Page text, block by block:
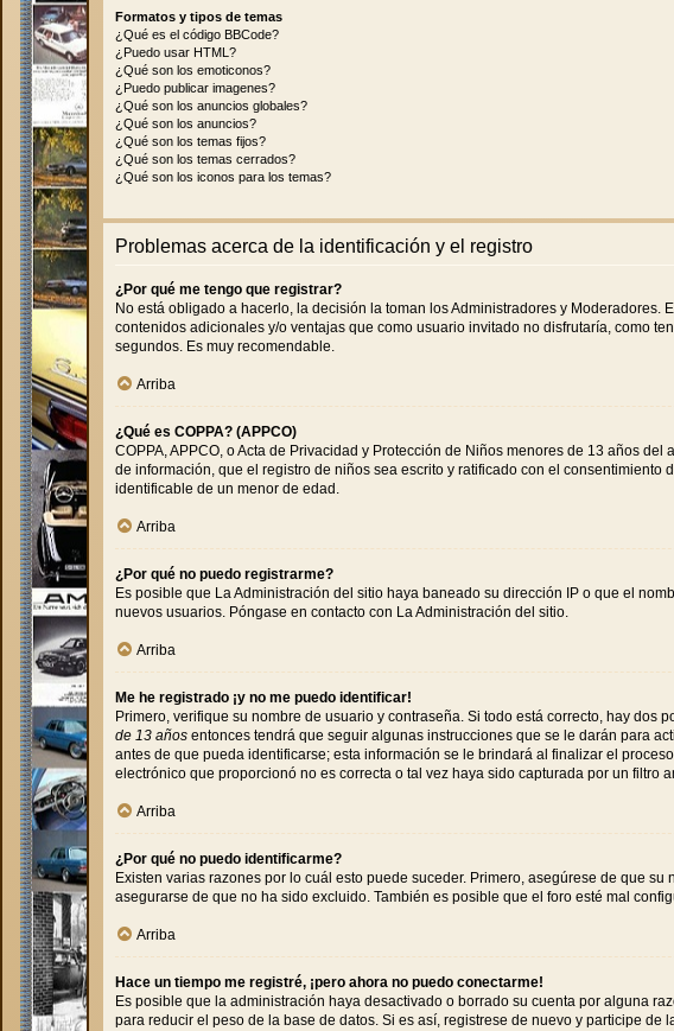
Formatos y tipos de temas
¿Qué es el código BBCode?
¿Puedo usar HTML?
¿Qué son los emoticonos?
¿Puedo publicar imagenes?
¿Qué son los anuncios globales?
¿Qué son los anuncios?
¿Qué son los temas fijos?
¿Qué son los temas cerrados?
¿Qué son los iconos para los temas?
Problemas acerca de la identificación y el registro
¿Por qué me tengo que registrar?
No está obligado a hacerlo, la decisión la toman los Administradores y
contenidos adicionales y/o ventajas que como usuario invitado no disfrutaría, como
segundos. Es muy recomendable.
Arriba
¿Qué es COPPA? (APPCO)
COPPA, APPCO, o Acta de Privacidad y Protección de Niños menores de 13 años
de información, que el registro de niños sea escrito y ratificado con el
identificable de un menor de edad.
Arriba
¿Por qué no puedo registrarme?
Es posible que La Administración del sitio haya baneado su dirección IP o que el
nuevos usuarios. Póngase en contacto con La Administración del sitio.
Arriba
Me he registrado ¡y no me puedo identificar!
Primero, verifique su nombre de usuario y contraseña. Si todo está correcto, hay
de 13 años entonces tendrá que seguir algunas instrucciones que se le darán para
antes de que pueda identificarse; esta información se le brindará al finalizar el
electrónico que proporcionó no es correcta o tal vez haya sido capturada por un
Arriba
¿Por qué no puedo identificarme?
Existen varias razones por lo cuál esto puede suceder. Primero, asegúrese de que
asegurarse de que no ha sido excluido. También es posible que el foro esté mal
Arriba
Hace un tiempo me registré, ¡pero ahora no puedo conectarme!
Es posible que la administración haya desactivado o borrado su cuenta por alguna
para reducir el peso de la base de datos. Si es así, registrese de nuevo y participe de